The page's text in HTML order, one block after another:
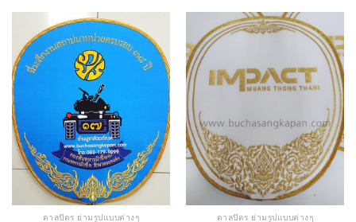
ตาลปัตร ย่ามรูปแบบต่างๆ ตาลปัตร ย่ามรูปแบบต่างๆ